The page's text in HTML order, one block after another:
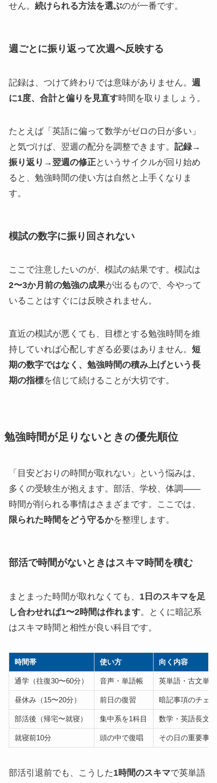
せん。 続けられる方法を選ぶのが一番です。
週ごとに振り返って次週へ反映する
記録は、つけて終わりでは意味がありません。 週
に1度、合計と偏りを見直す時間を取りましょう。
たとえば「英語に偏って数学がゼロの日が多い」
と気づけば、翌週の配分を調整できます。 記録→
振り返り→翌週の修正というサイクルが回り始め
ると、勉強時間の使い方は自然と上手くなりま
す。
模試の数字に振り回されない
ここで注意したいのが、模試の結果です。模試は
2〜3か月前の勉強の成果が出るもので、今やって
いることはすぐには反映されません。
直近の模試が悪くても、目標とする勉強時間を維
持していれば心配しすぎる必要はありません。 短
期の数字ではなく、勉強時間の積み上げという長
期の指標を信じて続けることが大切です。
勉強時間が足りないときの優先順位
「目安どおりの時間が取れない」という悩みは、
多くの受験生が抱えます。部活、学校、体調——
時間が削られる事情はさまざまです。ここでは、
限られた時間をどう守るかを整理します。
部活で時間がないときはスキマ時間を積む
まとまった時間が取れなくても、 1日のスキマを足
し合わせれば1〜2時間は作れます。とくに暗記系
はスキマ時間と相性が良い科目です。
時間帯 使い方 向く内容
通学（往復30〜60分） 音声・単語帳 英単語・古文単
昼休み（15〜20分） 前日の復習 暗記事項のチェ
部活後（帰宅〜就寝） 集中系を1科目 数学・英語長文
就寝前10分 頭の中で復唱 その日の重要事
部活引退前でも、こうした1時間のスキマで英単語